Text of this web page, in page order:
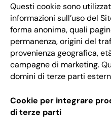
Questi cookie sono
informazioni sull’uso del
forma anonima, quali
permanenza, origini del
provenienza geografica,
campagne di marketing.
domini di terze parti
Cookie per integrare
di terze parti